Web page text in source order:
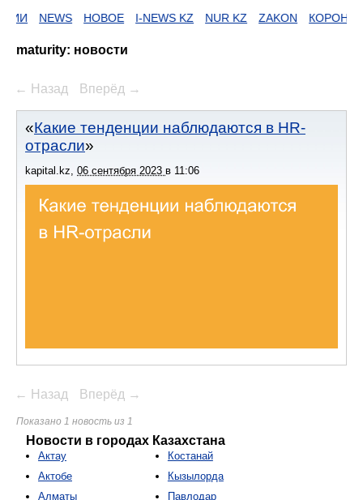
NEWS НОВОЕ I-NEWS KZ NUR KZ ZAKON
maturity: новости
← Назад Вперёд →
Какие тенденции наблюдаются в HR-
отрасли
kapital.kz, 06 сентября 2023 в 11:06
← Назад Вперёд →
Показано 1 новость из 1
Новости в городах Казахстана
Актау
Актобе
Алматы
Костанай
Кызылорда
Павлодар